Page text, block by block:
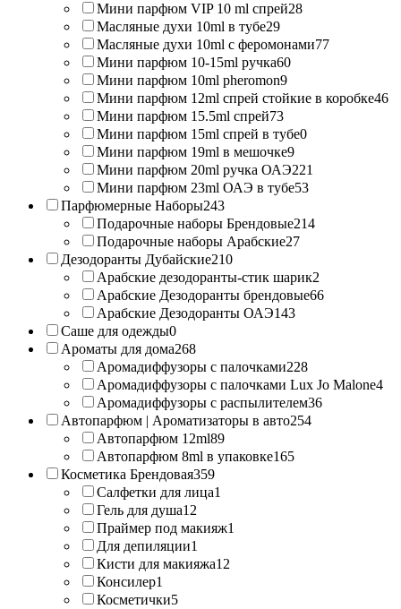
Мини парфюм VIP 10 ml спрей28
Масляные духи 10ml в тубе29
Масляные духи 10ml с феромонами77
Мини парфюм 10-15ml ручка60
Мини парфюм 10ml pheromon9
Мини парфюм 12ml спрей стойкие в коробке46
Мини парфюм 15.5ml спрей73
Мини парфюм 15ml спрей в тубе0
Мини парфюм 19ml в мешочке9
Мини парфюм 20ml ручка ОАЭ221
Мини парфюм 23ml ОАЭ в тубе53
Парфюмерные Наборы243
Подарочные наборы Брендовые214
Подарочные наборы Арабские27
Дезодоранты Дубайские210
Арабские дезодоранты-стик шарик2
Арабские Дезодоранты брендовые66
Арабские Дезодоранты ОАЭ143
Саше для одежды0
Ароматы для дома268
Аромадиффузоры с палочками228
Аромадиффузоры с палочками Lux Jo Malone4
Аромадиффузоры с распылителем36
Автопарфюм | Ароматизаторы в авто254
Автопарфюм 12ml89
Автопарфюм 8ml в упаковке165
Косметика Брендовая359
Салфетки для лица1
Гель для душа12
Праймер под макияж1
Для депиляции1
Кисти для макияжа12
Консилер1
Косметички5